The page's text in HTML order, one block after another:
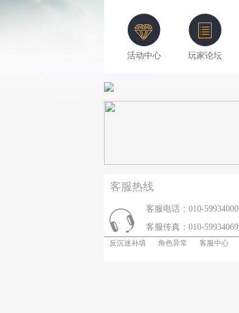
活动中心 玩家论坛
客服热线
客服电话：010-59934000
客服传真：010-59934069
反沉迷补填 角色异常 客服中心